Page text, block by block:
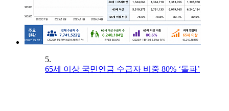
5.
65세 이상 국민연금 수급자 비중 80% ‘돌파’